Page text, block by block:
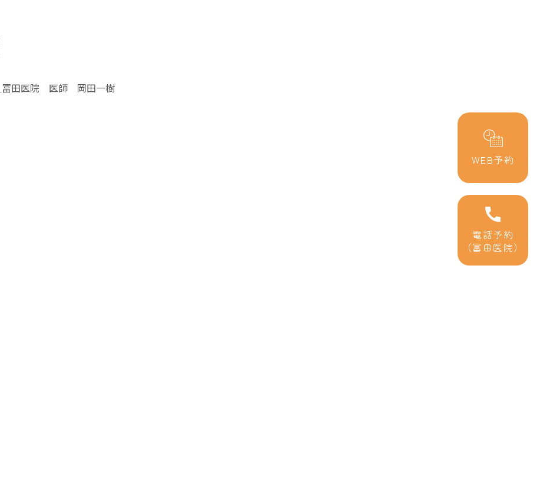
冨田医院 医師 岡田一樹
WEB予約
電話予約
（冨田医院）